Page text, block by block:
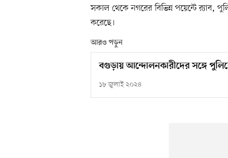
সকাল থেকে নগরের বিভিন্ন পয়েন্টে র‍্যাব,
করেছে।
আরও পড়ুন
বগুড়ায় আন্দোলনকারীদের সঙ্গে
১৮ জুলাই ২০২৪